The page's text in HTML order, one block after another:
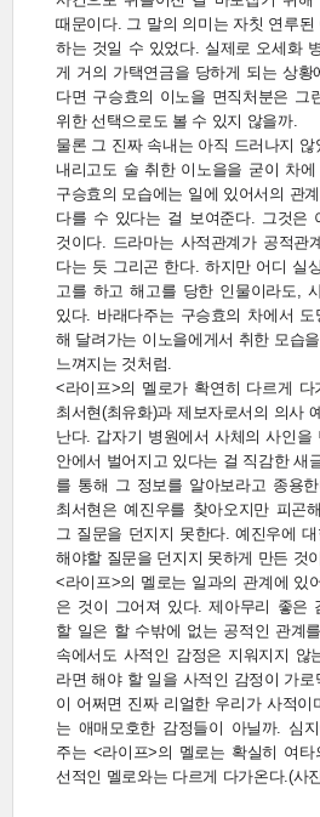
때문이다. 그 말의 의미는 자칫 연루된
하는 것일 수 있었다. 실제로 오세화
게 거의 가택연금을 당하게 되는 상황
다면 구승효의 이노을 면직처분은 그
위한 선택으로도 볼 수 있지 않을까.
물론 그 진짜 속내는 아직 드러나지
내리고도 술 취한 이노을을 굳이 차
구승효의 모습에는 일에 있어서의 관
다를 수 있다는 걸 보여준다. 그것은
것이다. 드라마는 사적관계가 공적관
다는 듯 그리곤 한다. 하지만 어디 실
고를 하고 해고를 당한 인물이라도,
있다. 바래다주는 구승효의 차에서
해 달려가는 이노을에게서 취한 모습
느껴지는 것처럼.
<라이프>의 멜로가 확연히 다르게
최서현(최유화)과 제보자로서의 의사
난다. 갑자기 병원에서 사체의 사인을
안에서 벌어지고 있다는 걸 직감한 새
를 통해 그 정보를 알아보라고 종용
최서현은 예진우를 찾아오지만 피곤
그 질문을 던지지 못한다. 예진우에
해야할 질문을 던지지 못하게 만든 것
<라이프>의 멜로는 일과의 관계에 있
은 것이 그어져 있다. 제아무리 좋은
할 일은 할 수밖에 없는 공적인 관계
속에서도 사적인 감정은 지워지지 않
라면 해야 할 일을 사적인 감정이 가
이 어쩌면 진짜 리얼한 우리가 사적이
는 애매모호한 감정들이 아닐까. 심
주는 <라이프>의 멜로는 확실히 여
선적인 멜로와는 다르게 다가온다.(사